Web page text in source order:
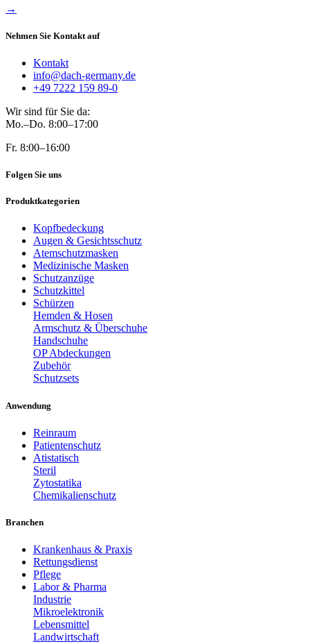
→
Nehmen Sie Kontakt auf
Kontakt
info@dach-germany.de
+49 7222 159 89-0
Wir sind für Sie da:
Mo.–Do. 8:00–17:00
Fr. 8:00–16:00
Folgen Sie uns
Produktkategorien
Kopfbedeckung
Augen & Gesichtsschutz
Atemschutzmasken
Medizinische Masken
Schutzanzüge
Schutzkittel
Schürzen
Hemden & Hosen
Armschutz & Überschuhe
Handschuhe
OP Abdeckungen
Zubehör
Schutzsets
Anwendung
Reinraum
Patientenschutz
Atistatisch
Steril
Zytostatika
Chemikalienschutz
Branchen
Krankenhaus & Praxis
Rettungsdienst
Pflege
Labor & Pharma
Industrie
Mikroelektronik
Lebensmittel
Landwirtschaft